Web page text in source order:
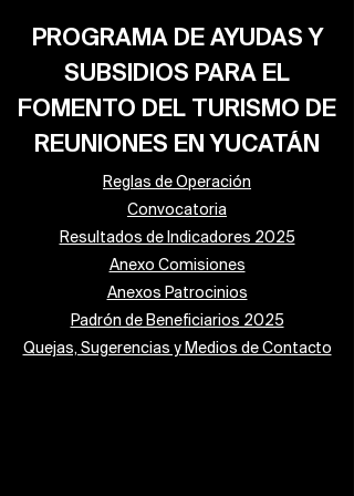
PROGRAMA DE AYUDAS Y
SUBSIDIOS PARA EL
FOMENTO DEL TURISMO DE
REUNIONES EN YUCATÁN
Reglas de Operación
Convocatoria
Resultados de Indicadores 2025
Anexo Comisiones
Anexos Patrocinios
Padrón de Beneficiarios 2025
Quejas, Sugerencias y Medios de Contacto